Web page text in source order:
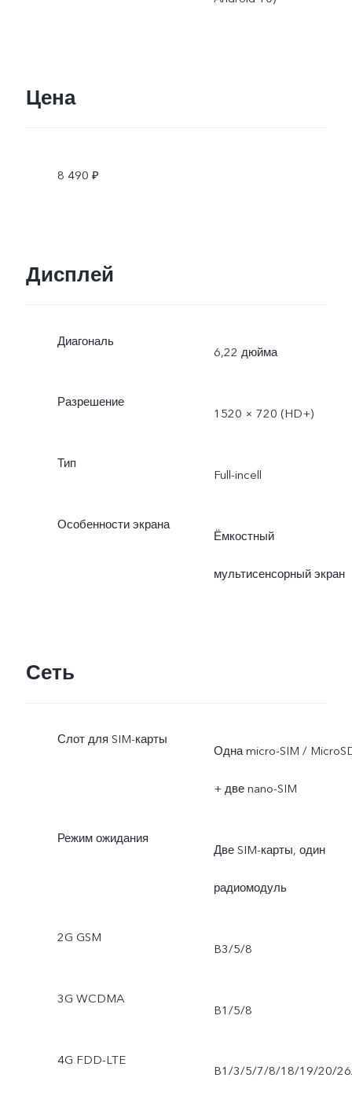
Цена
8 490 ₽
Дисплей
Диагональ
6,22 дюйма
Разрешение
1520 × 720 (HD+)
Тип
Full-incell
Особенности экрана
Ёмкостный
мультисенсорный экран
Сеть
Слот для SIM-карты
Одна micro-SIM /
+ две nano-SIM
Режим ожидания
Две SIM-карты, один
радиомодуль
2G GSM
B3/5/8
3G WCDMA
B1/5/8
4G FDD-LTE
B1/3/5/7/8/18/19/20/